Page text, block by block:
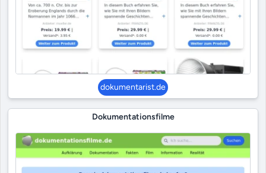
dokumentarist.de
Dokumentationsfilme